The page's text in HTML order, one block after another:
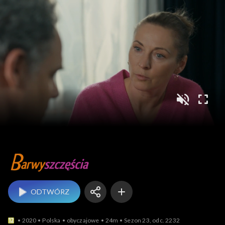
ODTWÓRZ
2020 Polska obyczajowe 24m Sezon 23, odc. 2232